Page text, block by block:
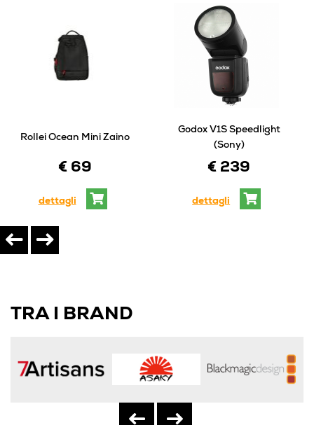
Rollei Ocean Mini Zaino
€ 69
dettagli
Godox V1S Speedlight
(Sony)
€ 239
dettagli
TRA I BRAND